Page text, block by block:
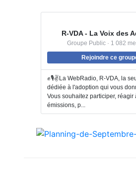
R-VDA - La Voix des
Groupe Public · 1 082
Rejoindre ce
✊🎙️✌️La WebRadio, R-VDA, la
dédiée à l'adoption qui vous
Vous souhaitez participer, réagir
émissions, p...